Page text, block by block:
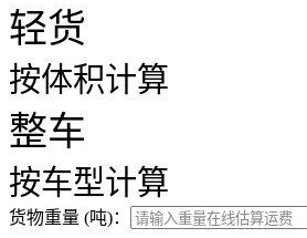
轻货
按体积计算
整车
按车型计算
货物重量 (吨)：